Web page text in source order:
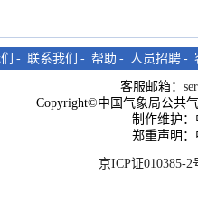
- 联系我们 - 帮助 - 人员招聘 -
客服邮箱：
Copyright©中国气象局公共
制作维护
郑重声明
京ICP证010385-2